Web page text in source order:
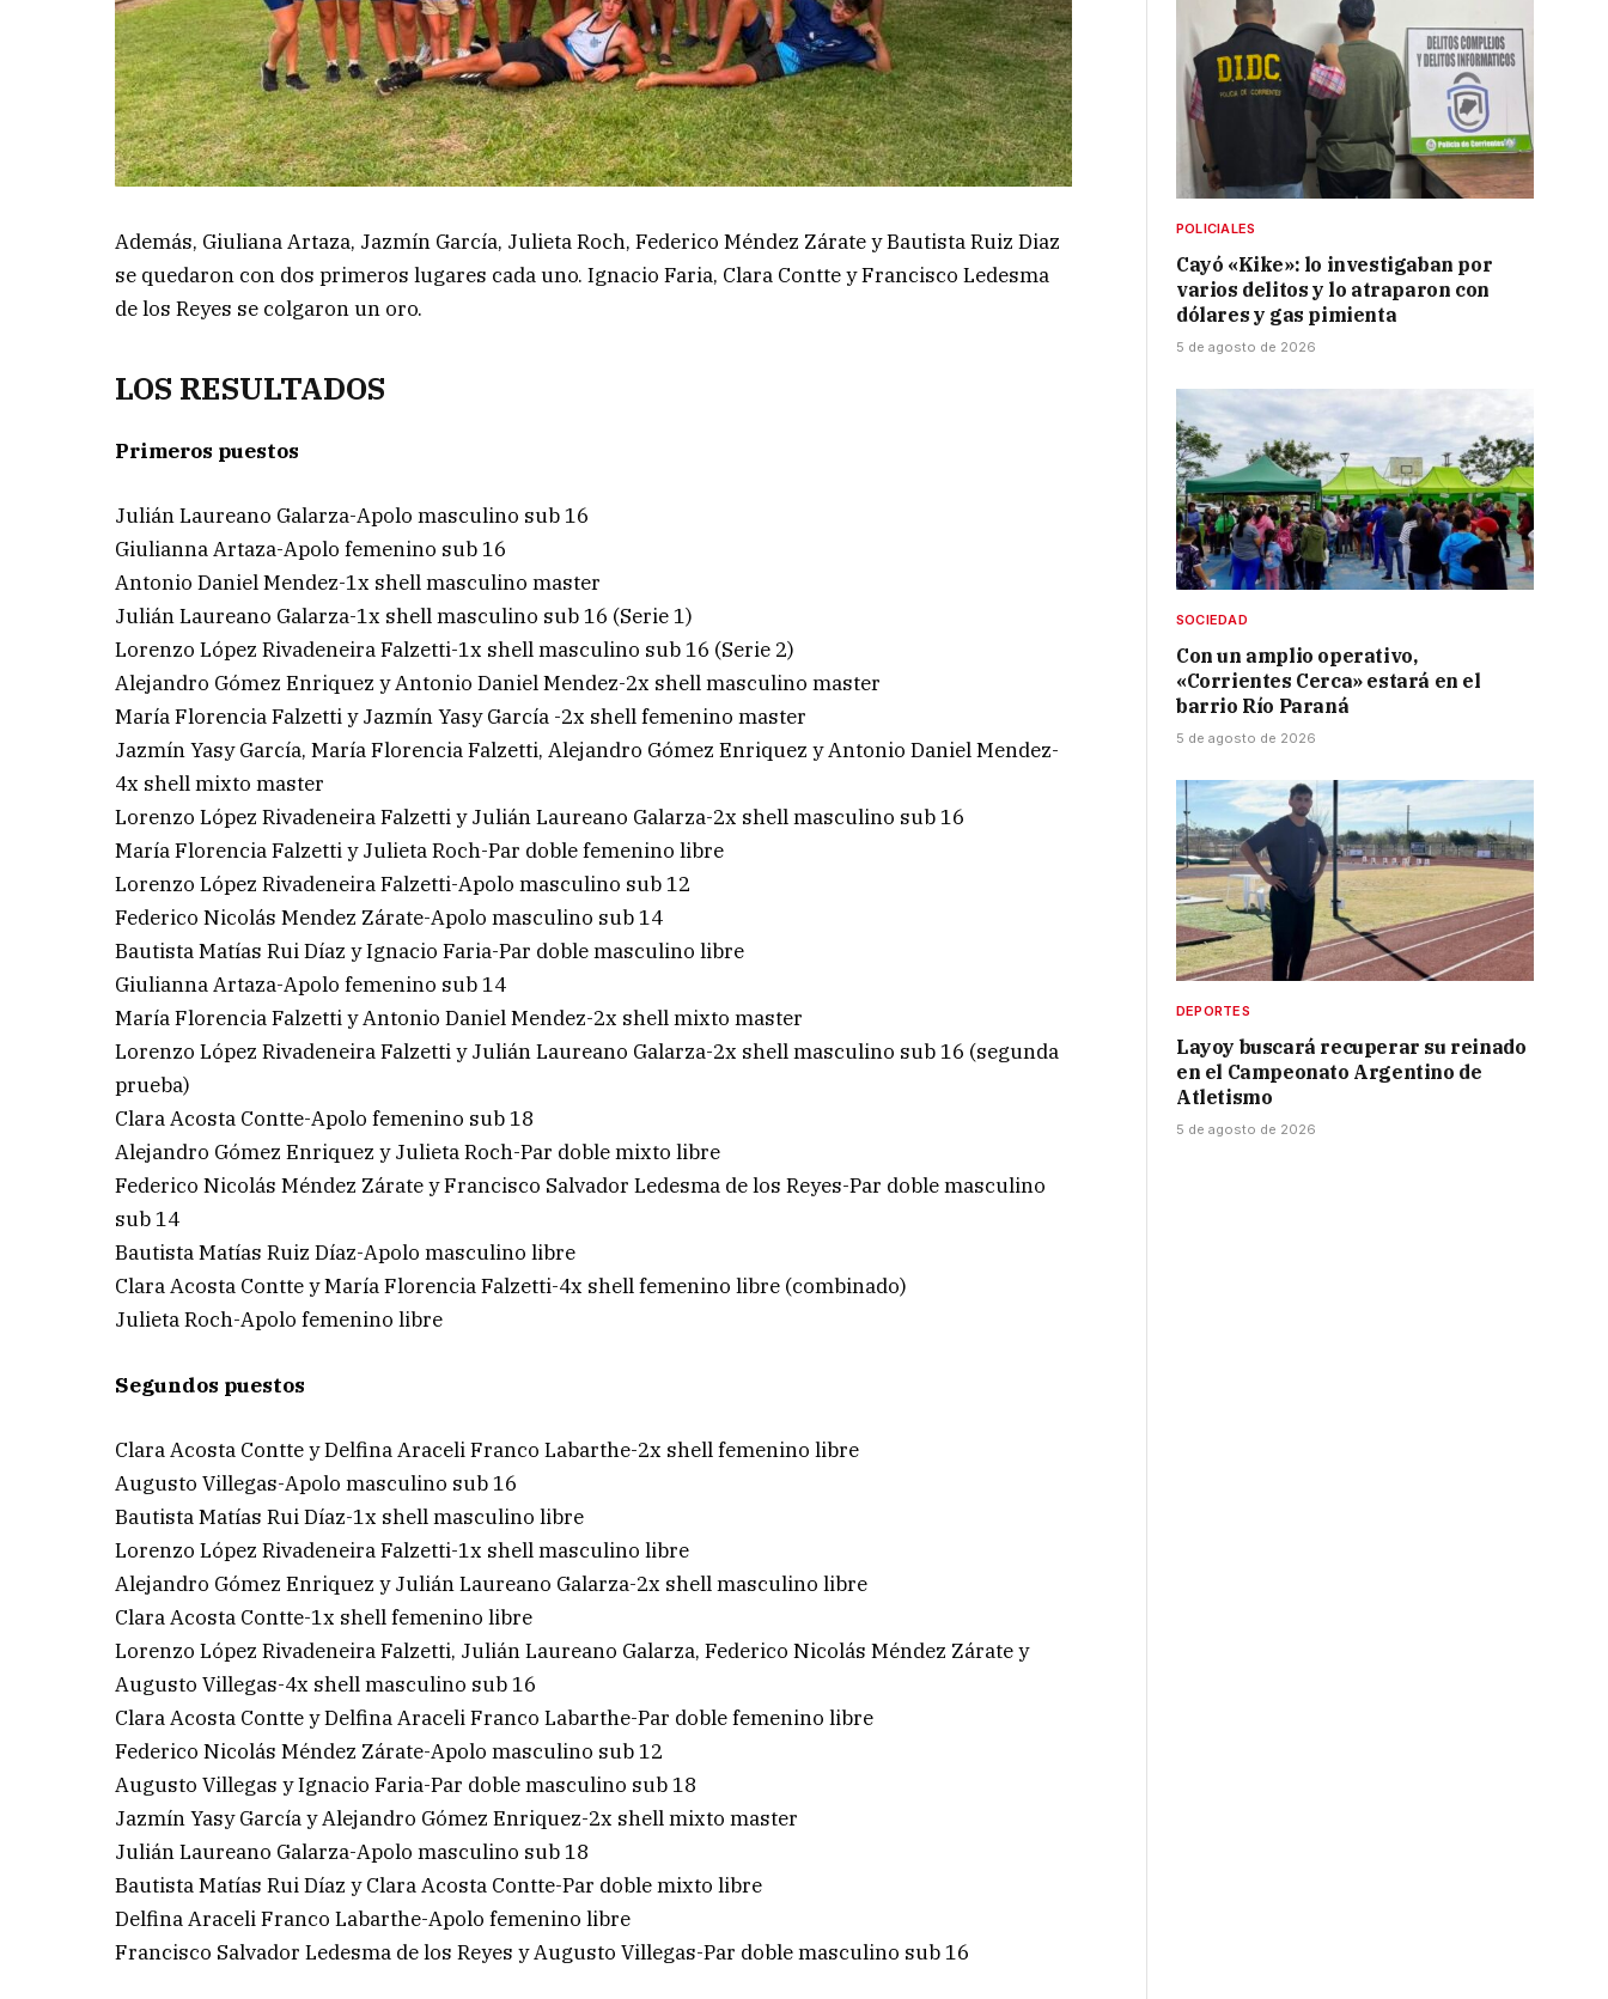
Además, Giuliana Artaza, Jazmín García, Julieta Roch, Federico Méndez Zárate y Bautista Ruiz Diaz
se quedaron con dos primeros lugares cada uno. Ignacio Faria, Clara Contte y Francisco Ledesma
de los Reyes se colgaron un oro.
LOS RESULTADOS
Primeros puestos
Julián Laureano Galarza-Apolo masculino sub 16
Giulianna Artaza-Apolo femenino sub 16
Antonio Daniel Mendez-1x shell masculino master
Julián Laureano Galarza-1x shell masculino sub 16 (Serie 1)
Lorenzo López Rivadeneira Falzetti-1x shell masculino sub 16 (Serie 2)
Alejandro Gómez Enriquez y Antonio Daniel Mendez-2x shell masculino master
María Florencia Falzetti y Jazmín Yasy García -2x shell femenino master
Jazmín Yasy García, María Florencia Falzetti, Alejandro Gómez Enriquez y Antonio Daniel Mendez-
4x shell mixto master
Lorenzo López Rivadeneira Falzetti y Julián Laureano Galarza-2x shell masculino sub 16
María Florencia Falzetti y Julieta Roch-Par doble femenino libre
Lorenzo López Rivadeneira Falzetti-Apolo masculino sub 12
Federico Nicolás Mendez Zárate-Apolo masculino sub 14
Bautista Matías Rui Díaz y Ignacio Faria-Par doble masculino libre
Giulianna Artaza-Apolo femenino sub 14
María Florencia Falzetti y Antonio Daniel Mendez-2x shell mixto master
Lorenzo López Rivadeneira Falzetti y Julián Laureano Galarza-2x shell masculino sub 16 (segunda
prueba)
Clara Acosta Contte-Apolo femenino sub 18
Alejandro Gómez Enriquez y Julieta Roch-Par doble mixto libre
Federico Nicolás Méndez Zárate y Francisco Salvador Ledesma de los Reyes-Par doble masculino
sub 14
Bautista Matías Ruiz Díaz-Apolo masculino libre
Clara Acosta Contte y María Florencia Falzetti-4x shell femenino libre (combinado)
Julieta Roch-Apolo femenino libre
Segundos puestos
Clara Acosta Contte y Delfina Araceli Franco Labarthe-2x shell femenino libre
Augusto Villegas-Apolo masculino sub 16
Bautista Matías Rui Díaz-1x shell masculino libre
Lorenzo López Rivadeneira Falzetti-1x shell masculino libre
Alejandro Gómez Enriquez y Julián Laureano Galarza-2x shell masculino libre
Clara Acosta Contte-1x shell femenino libre
Lorenzo López Rivadeneira Falzetti, Julián Laureano Galarza, Federico Nicolás Méndez Zárate y
Augusto Villegas-4x shell masculino sub 16
Clara Acosta Contte y Delfina Araceli Franco Labarthe-Par doble femenino libre
Federico Nicolás Méndez Zárate-Apolo masculino sub 12
Augusto Villegas y Ignacio Faria-Par doble masculino sub 18
Jazmín Yasy García y Alejandro Gómez Enriquez-2x shell mixto master
Julián Laureano Galarza-Apolo masculino sub 18
Bautista Matías Rui Díaz y Clara Acosta Contte-Par doble mixto libre
Delfina Araceli Franco Labarthe-Apolo femenino libre
Francisco Salvador Ledesma de los Reyes y Augusto Villegas-Par doble masculino sub 16
POLICIALES
Cayó «Kike»: lo investigaban por
varios delitos y lo atraparon con
dólares y gas pimienta
5 de agosto de 2026
SOCIEDAD
Con un amplio operativo,
«Corrientes Cerca» estará en el
barrio Río Paraná
5 de agosto de 2026
DEPORTES
Layoy buscará recuperar su reinado
en el Campeonato Argentino de
Atletismo
5 de agosto de 2026